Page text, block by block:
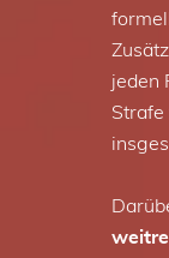
jeden
Strafe